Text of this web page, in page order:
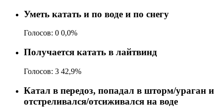
Уметь катать и по воде и по снегу
Голосов: 0 0,0%
Получается катать в лайтвинд
Голосов: 3 42,9%
Катал в передоз, попадал в шторм/ураган и
отстреливался/отсиживался на воде